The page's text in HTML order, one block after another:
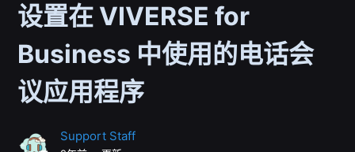
设置在 VIVERSE for
Business 中使用的电话会
议应用程序
Support Staff